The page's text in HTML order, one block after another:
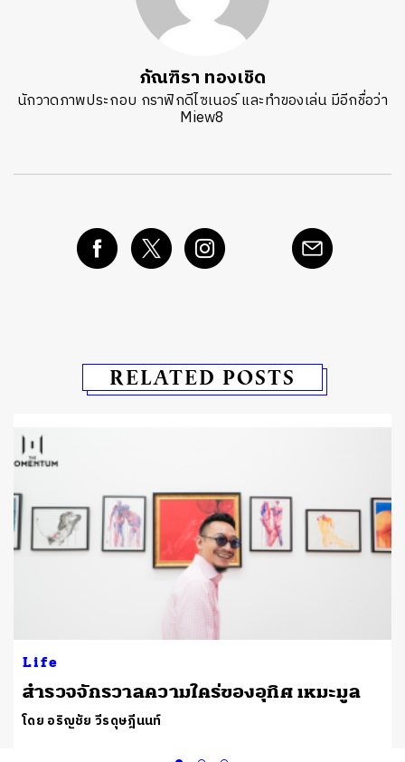
ภัณฑิรา ทองเชิด
นักวาดภาพประกอบ กราฟิกดีไซเนอร์ และทำของเล่น มีอีกชื่อว่า
Miew8
RELATED POSTS
Life
สำรวจจักรวาลความใคร่ของอุทิศ เหมะมูล
โดย อริญชัย วีรดุษฎีนนท์